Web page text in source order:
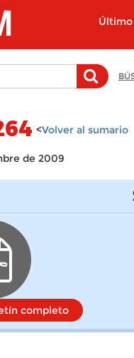
Último
<Volver al sumario
de 2009
completo